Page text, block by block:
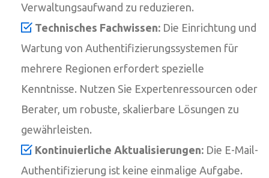
Verwaltungsaufwand zu reduzieren.
Technisches Fachwissen: Die Einrichtung und
Wartung von Authentifizierungssystemen für
mehrere Regionen erfordert spezielle
Kenntnisse. Nutzen Sie Expertenressourcen oder
Berater, um robuste, skalierbare Lösungen zu
gewährleisten.
Kontinuierliche Aktualisierungen: Die E-Mail-
Authentifizierung ist keine einmalige Aufgabe.